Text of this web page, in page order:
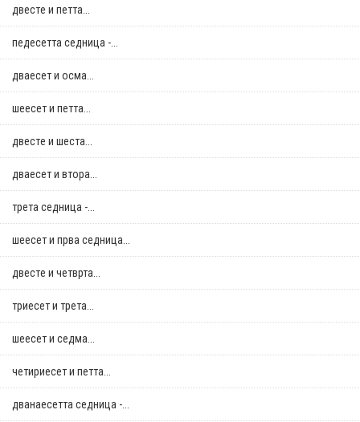
двестe и петта...
педесетта седница -...
дваесет и осма...
шеесет и петта...
двестe и шеста...
дваесет и втора...
трета седница -...
шеесет и прва седница...
двестe и четврта...
триесет и трета...
шеесет и седма...
четириесет и петта...
дванаесетта седница -...